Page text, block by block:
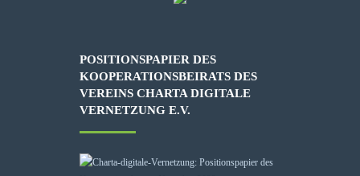
POSITIONSPAPIER DES
KOOPERATIONSBEIRATS DES
VEREINS CHARTA DIGITALE
VERNETZUNG E.V.